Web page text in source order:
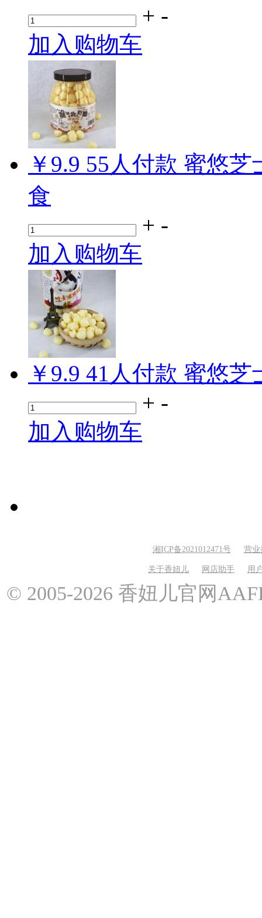
+ -
加入购物车
￥9.9 55 人付款 蜜悠芝
食
+ -
加入购物车
￥9.9 41 人付款 蜜悠芝
+ -
加入购物车
湘ICP备2021012471号 营业
关于香妞儿 网店助手 用
© 2005-2026 香妞儿官网